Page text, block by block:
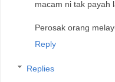
macam ni tak payah
Perosak orang
Reply
Replies